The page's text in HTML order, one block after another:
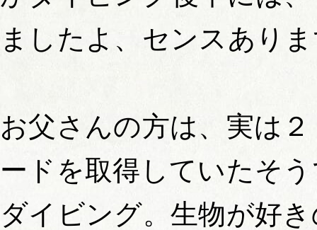
ましたよ、センスあり
お父さんの方は、実は
ードを取得していたそ
ダイビング。生物が好